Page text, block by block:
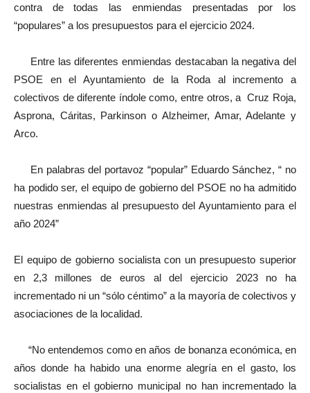
contra de todas las enmiendas presentadas por los
“populares” a los presupuestos para el ejercicio 2024.
Entre las diferentes enmiendas destacaban la negativa del
PSOE en el Ayuntamiento de la Roda al incremento a
colectivos de diferente índole como, entre otros, a Cruz Roja,
Asprona, Cáritas, Parkinson o Alzheimer, Amar, Adelante y
Arco.
En palabras del portavoz “popular” Eduardo Sánchez, “ no
ha podido ser, el equipo de gobierno del PSOE no ha admitido
nuestras enmiendas al presupuesto del Ayuntamiento para el
año 2024”
El equipo de gobierno socialista con un presupuesto superior
en 2,3 millones de euros al del ejercicio 2023 no ha
incrementado ni un “sólo céntimo” a la mayoría de colectivos y
asociaciones de la localidad.
“No entendemos como en años de bonanza económica, en
años donde ha habido una enorme alegría en el gasto, los
socialistas en el gobierno municipal no han incrementado la